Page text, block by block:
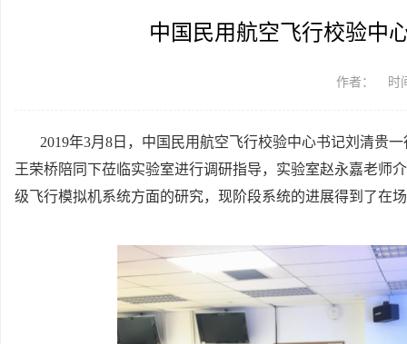
中国民用航空飞行校验中
作者： 时
2019年3月 8 日，中国民用航空飞行校验中心书记刘清贵
王荣桥陪同下莅临实验室进行调研指导，实验室赵永嘉老师
级飞行模拟机系统方面的研究，现阶段系统的进展得到了在